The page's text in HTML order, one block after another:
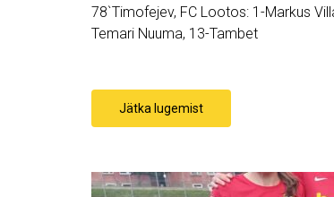
78`Timofejev, FC Lootos: 1-Markus
Temari Nuuma, 13-Tambet
Jätka lugemist